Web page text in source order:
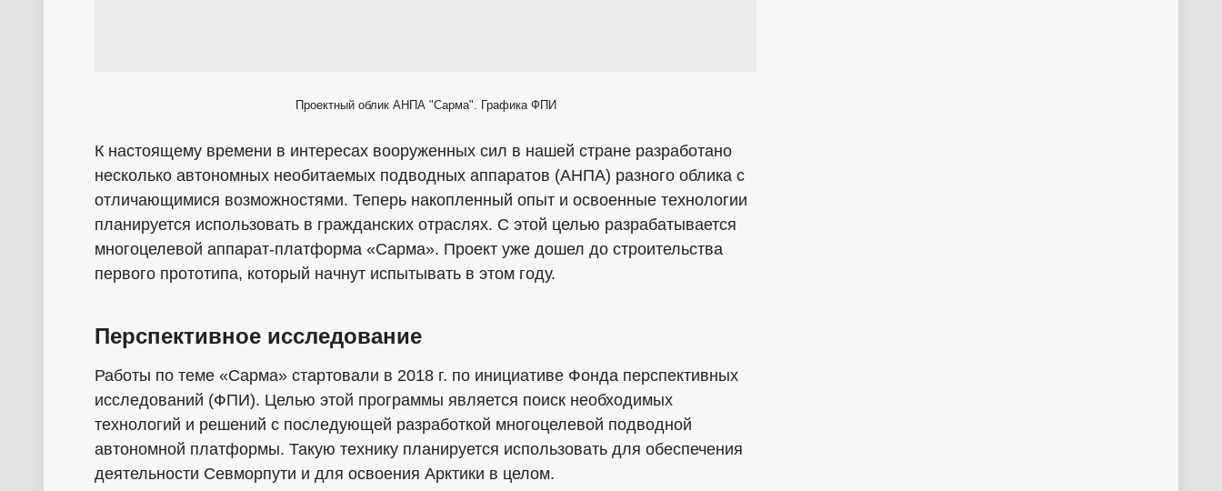
Проектный облик АНПА "Сарма". Графика ФПИ
К настоящему времени в интересах вооруженных сил в нашей стране разработано
несколько автономных необитаемых подводных аппаратов (АНПА) разного облика с
отличающимися возможностями. Теперь накопленный опыт и освоенные технологии
планируется использовать в гражданских отраслях. С этой целью разрабатывается
многоцелевой аппарат-платформа «Сарма». Проект уже дошел до строительства
первого прототипа, который начнут испытывать в этом году.
Перспективное исследование
Работы по теме «Сарма» стартовали в 2018 г. по инициативе Фонда перспективных
исследований (ФПИ). Целью этой программы является поиск необходимых
технологий и решений с последующей разработкой многоцелевой подводной
автономной платформы. Такую технику планируется использовать для обеспечения
деятельности Севморпути и для освоения Арктики в целом.